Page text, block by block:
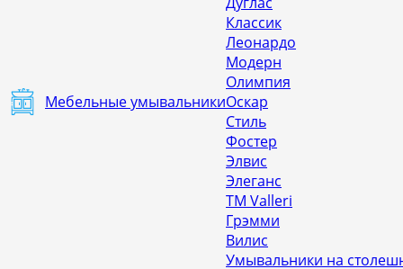
Мебельные умывальники
Классик
Леонардо
Модерн
Олимпия
Оскар
Стиль
Фостер
Элвис
Элеганс
ТМ Valleri
Грэмми
Вилис
Умывальники на